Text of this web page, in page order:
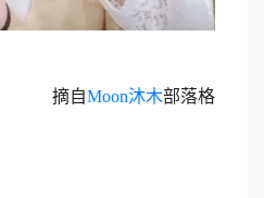
摘自Moon沐木部落格